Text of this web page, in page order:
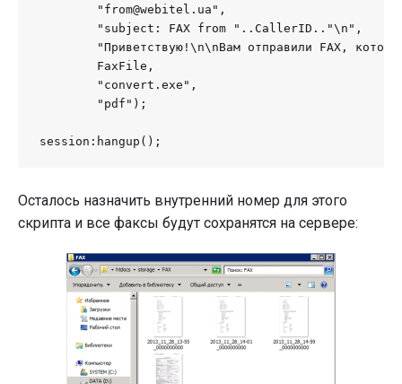
session:hangup();
Осталось назначить внутренний номер для этого
скрипта и все факсы будут сохранятся на сервере: